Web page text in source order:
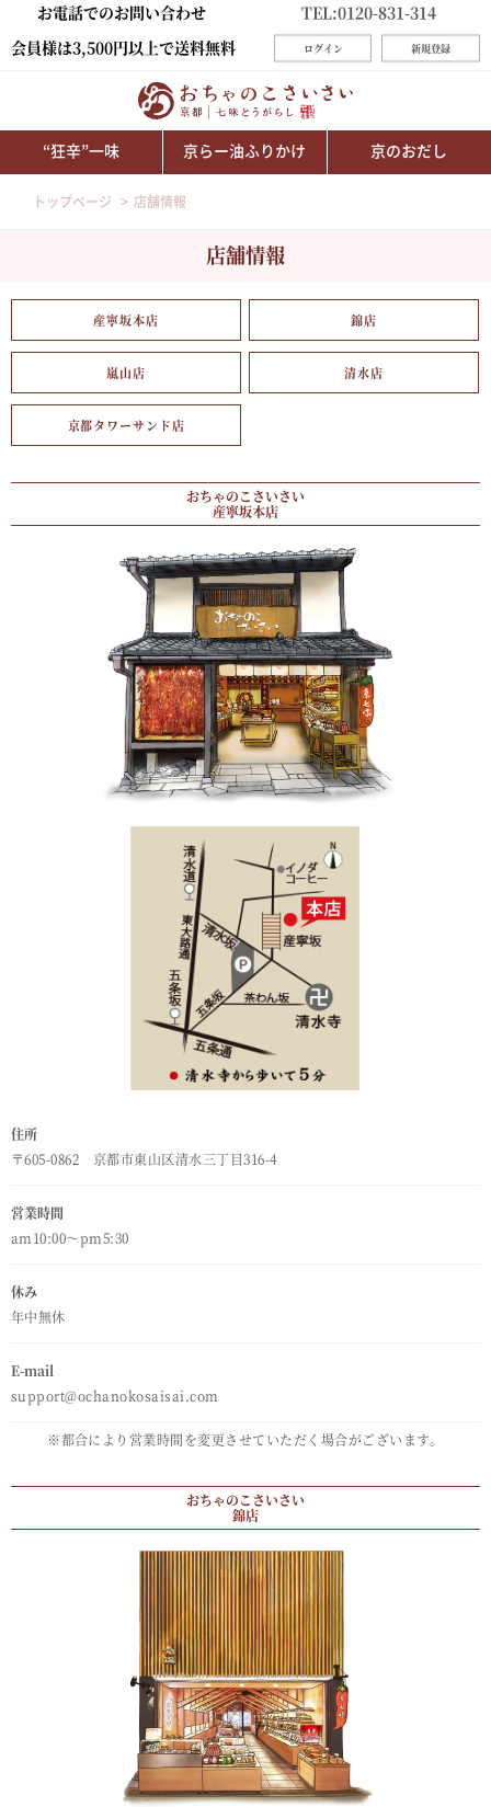
お電話でのお問い合わせ
TEL:0120-831-314
会員様は3,500円以上で送料無料
ログイン 新規登録
“狂辛”一味 京らー油ふりかけ 京のおだし
トップページ 店舗情報
店舗情報
産寧坂本店 錦店
嵐山店 清水店
京都タワーサンド店
おちゃのこさいさい
産寧坂本店
住所
〒605-0862 京都市東山区清水三丁目316-4
営業時間
am10:00～pm5:30
休み
年中無休
E-mail
support@ochanokosaisai.com
※都合により営業時間を変更させていただく場合がございます。
おちゃのこさいさい
錦店